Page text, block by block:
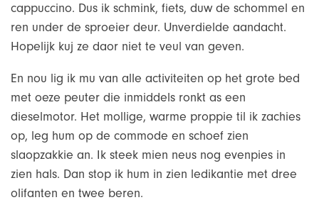
cappuccino. Dus ik schmink, fiets, duw de schommel en
ren under de sproeier deur. Unverdielde aandacht.
Hopelijk kuj ze daor niet te veul van geven.
En nou lig ik mu van alle activiteiten op het grote bed
met oeze peuter die inmiddels ronkt as een
dieselmotor. Het mollige, warme proppie til ik zachies
op, leg hum op de commode en schoef zien
slaopzakkie an. Ik steek mien neus nog evenpies in
zien hals. Dan stop ik hum in zien ledikantie met dree
olifanten en twee beren.